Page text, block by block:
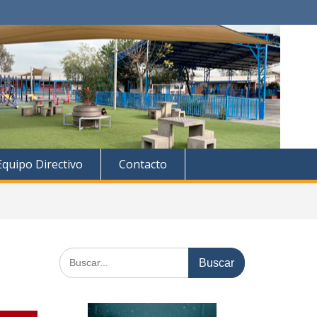
Directivo Contacto
Buscar: